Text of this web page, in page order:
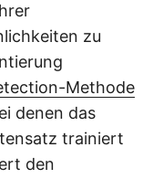
zu
Methode
denen das
trainiert
den